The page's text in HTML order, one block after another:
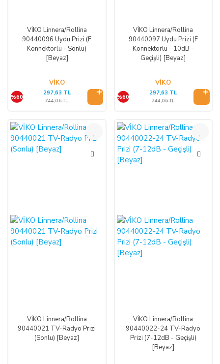
VİKO Linnera/Rollina
90440096 Uydu Prizi (F
Konnektörlü - Sonlu)
[Beyaz]
VİKO
%60
297,63 TL
744,06 TL
VİKO Linnera/Rollina
90440097 Uydu Prizi (F
Konnektörlü - 10dB -
Geçişli) [Beyaz]
VİKO
%60
297,63 TL
744,06 TL
%60
VİKO Linnera/Rollina
90440021 TV-Radyo Prizi
(Sonlu) [Beyaz]
%60
VİKO Linnera/Rollina
90440022-24 TV-Radyo
Prizi (7-12dB - Geçişli)
[Beyaz]